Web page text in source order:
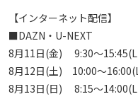
【インターネット配信】
■DAZN・U-NEXT
8月11日(金)　 9:30～
8月12日(土)　10:00～
8月13日(日)　 8:15～